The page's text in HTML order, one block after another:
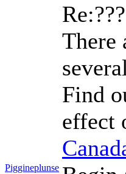
Piggineplunse
There
Find
effect